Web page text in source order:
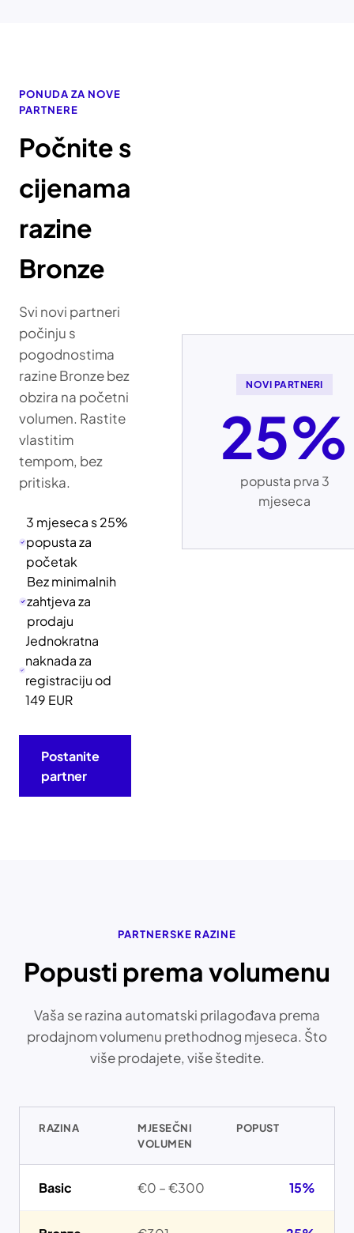
PONUDA ZA NOVE
PARTNERE
Počnite s
cijenama
razine
Bronze
Svi novi partneri
počinju s
pogodnostima
razine Bronze bez
obzira na početni
volumen. Rastite
vlastitim
tempom, bez
pritiska.
3 mjeseca s 25%
popusta za
početak
Bez minimalnih
zahtjeva za
prodaju
Jednokratna
naknada za
registraciju od
149 EUR
Postanite
partner
NOVI PARTNERI
25%
popusta prva 3
mjeseca
PARTNERSKE RAZINE
Popusti prema volumenu
Vaša se razina automatski prilagođava prema
prodajnom volumenu prethodnog mjeseca. Što
više prodajete, više štedite.
RAZINA
MJESEČNI
VOLUMEN
POPUST
Basic €0 – €300 15%